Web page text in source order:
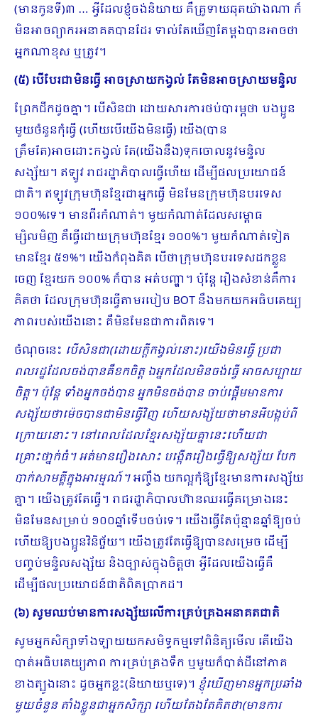
(មានកូនទី)៣ … អ្វីដែលខ្ញុំចង់និយាយ គឺគ្រូទាយឆុតយ៉ាងណា ក៏
មិនអាចព្យាករអនាគតបានដែរ ទាល់តែឃើញតែម្ដងបានអាចថា
អ្នកណាខុស ឬត្រូវ។
(៥) បើបែរជាមិនធ្វើ អាចស្រាយកង្វល់ តែមិនអាចស្រាយមន្ទិល
ព្រែកជីកដូចគ្នា។ បើសិនជា ដោយសារការថប់បារម្ភថា បងប្អូន
មួយចំនួនកុំធ្វើ (ហើយបើយើងមិនធ្វើ) យើង(បាន
ត្រឹមតែ)អាចដោះកង្វល់ តែ(យើងនឹង)ទុកចោលនូវមន្ទិល
សង្ស័យ។ ឥឡូវ រាជរដ្ឋាភិបាលធ្វើហើយ ដើម្បីផលប្រយោជន៍
ជាតិ។ ឥឡូវក្រុមហ៊ុនខ្មែរជាអ្នកធ្វើ​ មិនមែនក្រុមហ៊ុនបរទេស
១០០%ទេ​។ មានពីរកំណាត់។ មួយកំណាត់ដែលសម្ពោធ
ម្សិលមិញ គឺធ្វើដោយក្រុមហ៊ុនខ្មែរ ១០០%។ មួយកំណាត់ទៀត
មានខ្មែរ ៥១%។ យើងកំ​ពុងគិត បើថាក្រុមហ៊ុនបរទេសដកខ្លួន
ចេញ ខ្មែរយក ១០០% ក៏បាន អត់បញ្ហា។ ប៉ុន្តែ រឿងសំខាន់គឺការ
គិតថា ដែលក្រុម​ហ៊ុនធ្វើតាមរបៀប BOT នឹងមកយកអធិបតេយ្យ
ភាពរបស់យើងនោះ គឺមិនមែនជាការពិតទេ។
ចំណុចនេះ បើសិនជា(ដោយក្តីកង្វល់នោះ)យើងមិនធ្វើ ប្រជា
ពលរដ្ឋដែលចង់បានគឺខកចិត្ត ឯអ្នកដែលមិនចង់ធ្វើ អាចសប្បាយ
ចិត្ត។ ប៉ុន្តែ ទាំងអ្នកចង់បាន អ្នកមិនចង់បាន ចាប់ផ្ដើមមានការ
សង្ស័យថាម៉េចបានជាមិនធ្វើវិញ ហើយសង្ស័យថាមានអីបង្កប់ពី
ក្រោយនោះ។ នៅពេលដែលខ្មែរសង្ស័យគ្នានេះហើយជា
គ្រោះថា្នក់ធំ។ អត់មានរឿងសោះ បង្កើតរឿងធ្វើឱ្យ​សង្ស័យ បែក
បាក់សាមគ្គីក្នុងអារម្មណ៍។អញ្ចឹង យកល្អកុំឱ្យខ្មែរមានការសង្ស័យ
គ្នា។ យើងត្រូវតែធ្វើ។ រាជរដ្ឋាភិបាលហ៊ានឈរធ្វើគម្រោងនេះ
មិនមែនសម្រាប់ ១០០ឆ្នាំទើបចប់ទេ។ យើងធ្វើតែប៉ុន្មានឆ្នាំឱ្យចប់
ហើយឱ្យបងប្អូនវិនិច្ឆ័យ។ យើងត្រូវតែធ្វើឱ្យបានសម្រេច ដើម្បី
បញ្ចប់មន្ទិលសង្ស័យ និងច្បាស់ក្នុងចិត្តថា អ្វីដែលយើងធ្វើគឺ
ដើម្បីផលប្រយោជន៍ជាតិពិតប្រាកដ។
(៦) សូមឈប់មានការសង្ស័យលើការគ្រប់គ្រងអនាគតជាតិ
សូមអ្នកសិក្សាទាំងឡាយយកសមិទ្ធកម្មទៅពិនិត្យមើល តើយើង
បាត់អធិបតេយ្យភាព ការគ្រប់គ្រងទឹក ឬមួយក៏បាត់ដីនៅភាគ
ខាងត្បូងនោះ ដូចអ្នកខ្លះ(និយាយឬទេ)។ ខ្ញុំឃើញមានអ្នកប្រឆាំង
មួយចំនួន តាំងខ្លួនជាអ្នកសិក្សា ហើយតែងតែគិតថា(មានការ